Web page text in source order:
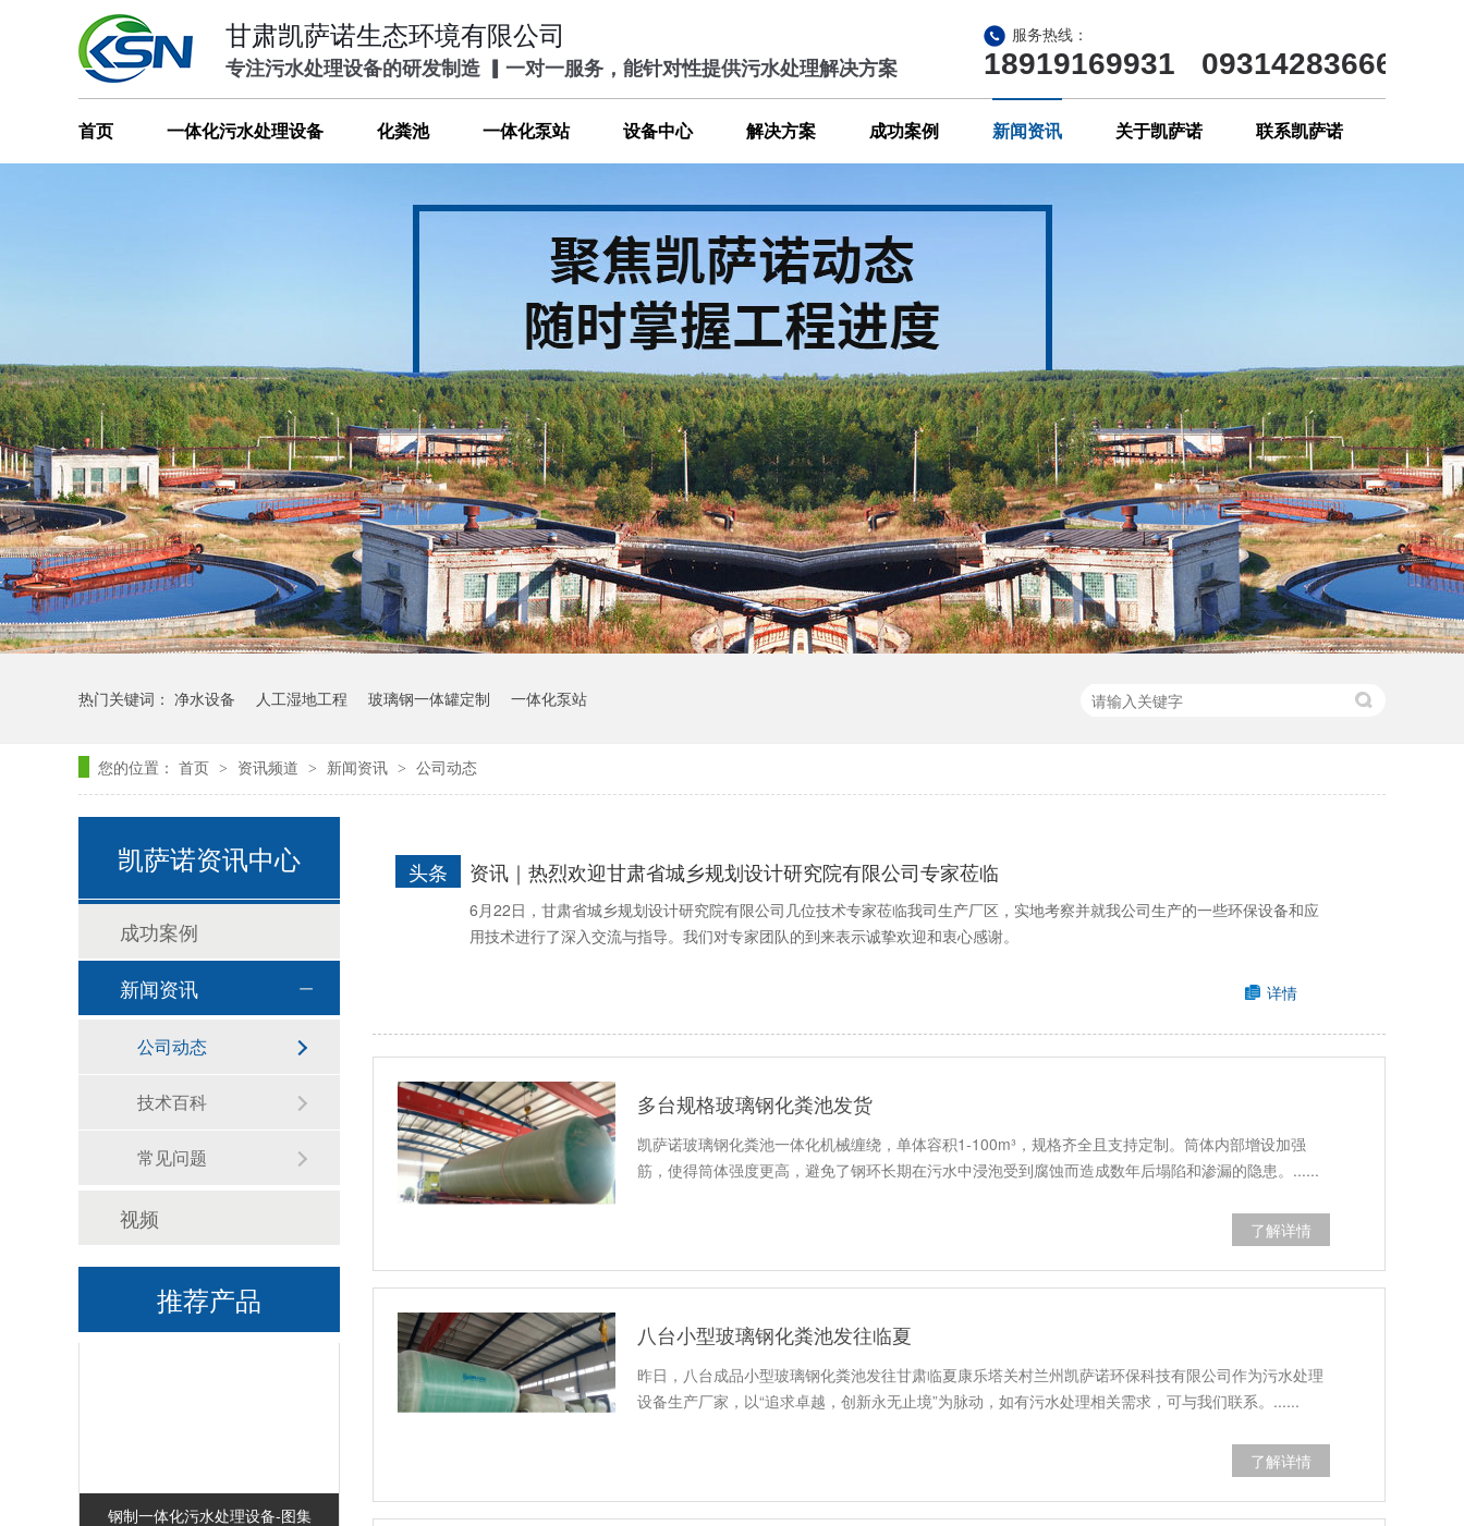
甘肃凯萨诺生态环境有限公司
专注污水处理设备的研发制造 ▎一对一服务，能针对性提供污水处理解决方案
服务热线：
18919169931 09314283666
首页 一体化污水处理设备 化粪池 一体化泵站 设备中心 解决方案 成功案例 新闻资讯 关于凯萨诺 联系凯萨诺
热门关键词： 净水设备 人工湿地工程 玻璃钢一体罐定制 一体化泵站
您的位置： 首页 > 资讯频道 > 新闻资讯 > 公司动态
资讯｜热烈欢迎甘肃省城乡规划设计研究院有限公司专家莅临
头条
6月22日，甘肃省城乡规划设计研究院有限公司几位技术专家莅临我司生产厂区，实地考察并就我公司生产的一些环保设备和应
用技术进行了深入交流与指导。我们对专家团队的到来表示诚挚欢迎和衷心感谢。
详情
多台规格玻璃钢化粪池发货
凯萨诺玻璃钢化粪池一体化机械缠绕，单体容积1-100m³，规格齐全且支持定制。筒体内部增设加强
筋，使得筒体强度更高，避免了钢环长期在污水中浸泡受到腐蚀而造成数年后塌陷和渗漏的隐患。......
了解详情
八台小型玻璃钢化粪池发往临夏
昨日，八台成品小型玻璃钢化粪池发往甘肃临夏康乐塔关村兰州凯萨诺环保科技有限公司作为污水处理
设备生产厂家，以“追求卓越，创新永无止境”为脉动，如有污水处理相关需求，可与我们联系。......
了解详情
凯萨诺资讯中心
成功案例
新闻资讯
公司动态
技术百科
常见问题
视频
推荐产品
玻璃钢罐体定制
一体化污水处理设备-介绍